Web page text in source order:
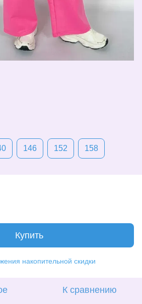
146 152 158
Купить
накопительной скидки
К сравнению